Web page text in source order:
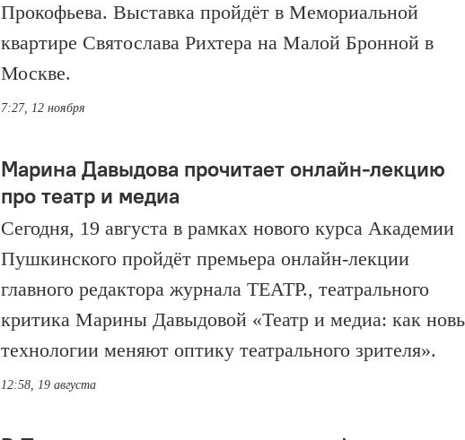
Прокофьева. Выставка пройдёт в Мемориальной
квартире Святослава Рихтера на Малой Бронной в
Москве.
7:27, 12 ноября
Марина Давыдова прочитает онлайн-лекцию
про театр и медиа
Сегодня, 19 августа в рамках нового курса Академии
Пушкинского пройдёт премьера онлайн-лекции
главного редактора журнала ТЕАТР., театрального
критика Марины Давыдовой «Театр и медиа: как
технологии меняют оптику театрального зрителя».
12:58, 19 августа